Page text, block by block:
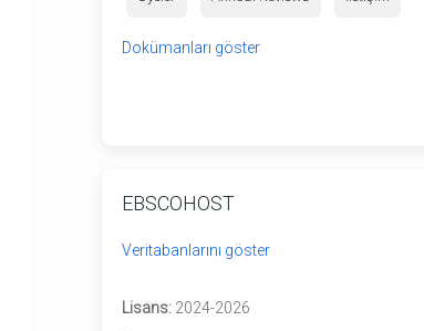
Dokümanları göster
EBSCOHOST
Veritabanlarını göster
Lisans: 2024-2026